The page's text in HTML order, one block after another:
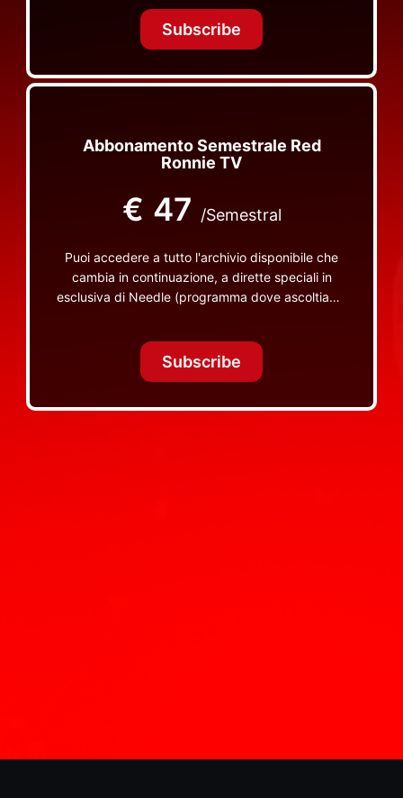
TV non visibili da nessuna altra parte
Subscribe
Abbonamento Semestrale Red
Ronnie TV
€ 47 /Semestral
Puoi accedere a tutto l'archivio disponibile che
cambia in continuazione, a dirette speciali in
esclusiva di Needle (programma dove ascoltiamo
TV non visibili da nessuna altra parte
Subscribe